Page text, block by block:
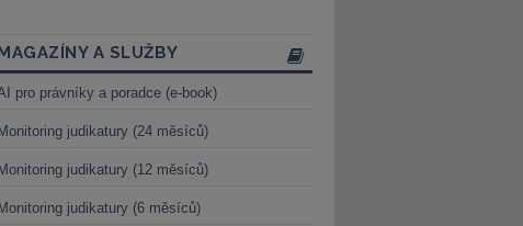
A SLUŽBY
pro právníky a poradce (e-book)
Monitoring judikatury (24 měsíců)
Monitoring judikatury (12 měsíců)
Monitoring judikatury (6 měsíců)